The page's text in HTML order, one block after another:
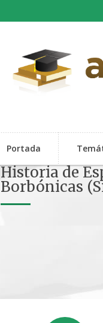
Portada
Historia de
Borbónicas